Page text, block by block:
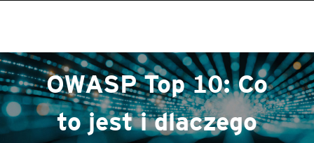
OWASP Top 10: Co
to jest i dlaczego
Products